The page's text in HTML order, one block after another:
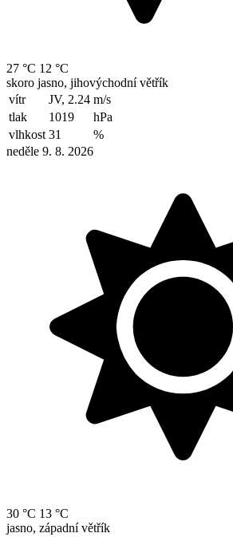
27 °C 12 °C
skoro jasno, jihovýchodní větřík
vítr
JV, 2.24 m/s
tlak
1019
hPa
vlhkost 31
%
neděle 9. 8. 2026
30 °C 13 °C
jasno, západní větřík